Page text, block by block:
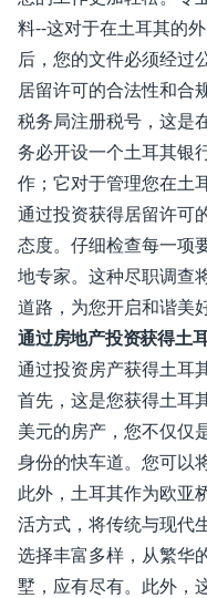
料--这对于在土耳其的
后，您的文件必须经过
居留许可的合法性和合
税务局注册税号，这是
务必开设一个土耳其银
作；它对于管理您在土
通过投资获得居留许可
态度。仔细检查每一项
地专家。这种尽职调查
道路，为您开启和谐美
通过房地产投资获得土
通过投资房产获得土耳
首先，这是您获得土耳
美元的房产，您不仅仅
身份的快车道。您可以
此外，土耳其作为欧亚
活方式，将传统与现代
选择丰富多样，从繁华
墅，应有尽有。此外，